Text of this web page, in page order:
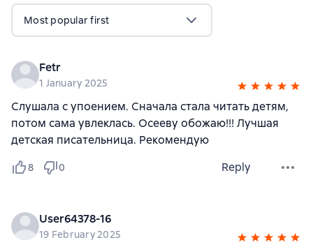
Most popular first
Fetr
1 January 2025
Слушала с упоением. Сначала стала читать детям,
потом сама увлеклась. Осееву обожаю!!! Лучшая
детская писательница. Рекомендую
8 0 Reply
User64378-16
19 February 2025